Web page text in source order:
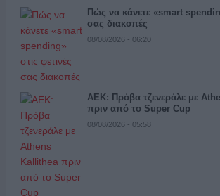
Πώς να κάνετε «smart
σας διακοπές
08/08/2026 - 06:20
ΑΕΚ: Πρόβα τζενεράλε με
πριν από το Super Cup
08/08/2026 - 05:58